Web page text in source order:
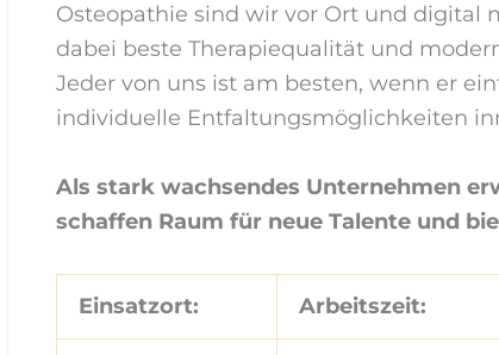
Osteopathie sind wir vor Ort und digital
dabei beste Therapiequalität und
Jeder von uns ist am besten, wenn er
individuelle Entfaltungsmöglichkeiten
Als stark wachsendes Unternehmen
schaffen Raum für neue Talente und
Einsatzort: Arbeitszeit: